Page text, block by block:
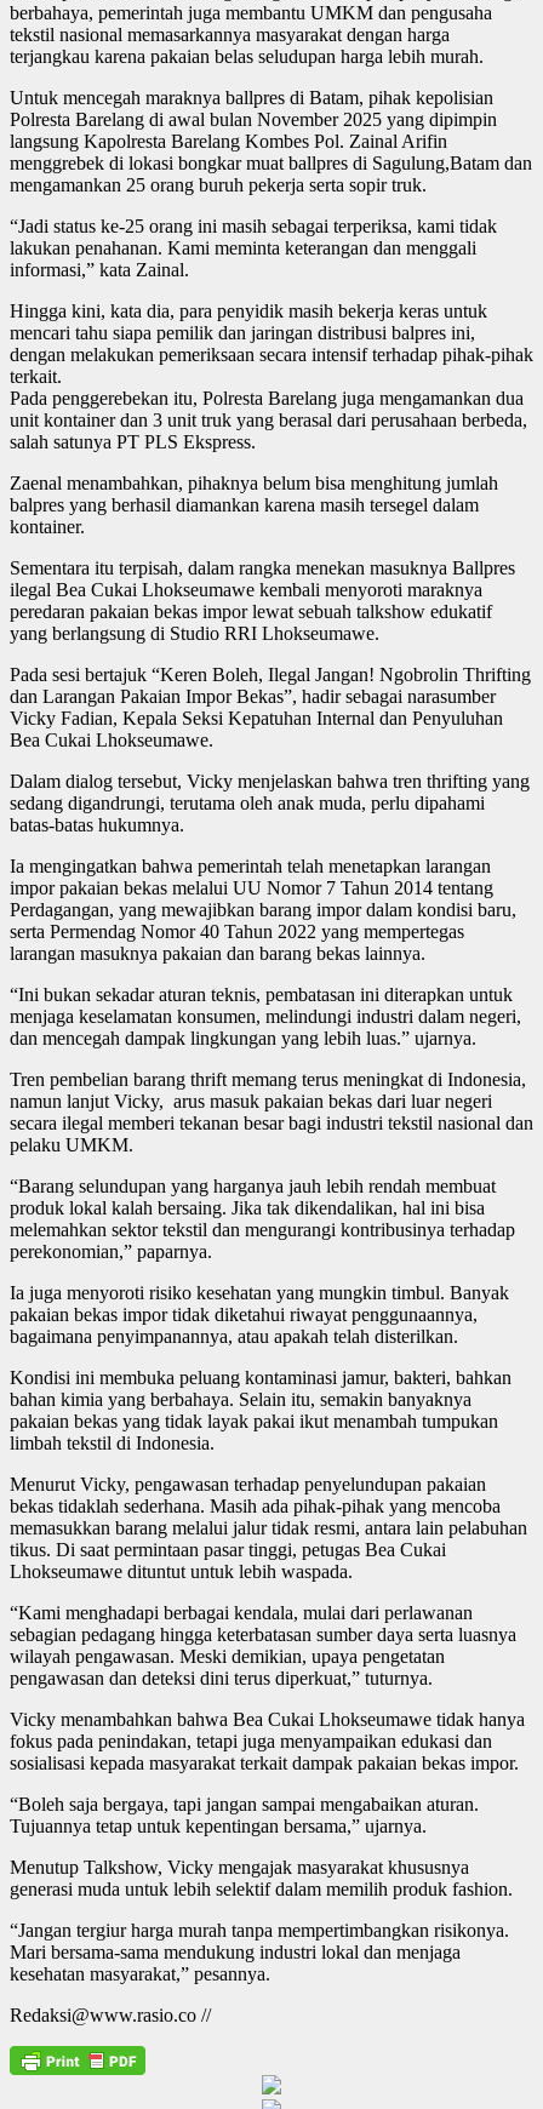
berbahaya, pemerintah juga membantu UMKM dan pengusaha
tekstil nasional memasarkannya masyarakat dengan harga
terjangkau karena pakaian belas seludupan harga lebih murah.
Untuk mencegah maraknya ballpres di Batam, pihak kepolisian
Polresta Barelang di awal bulan November 2025 yang dipimpin
langsung Kapolresta Barelang Kombes Pol. Zainal Arifin
menggrebek di lokasi bongkar muat ballpres di Sagulung,Batam dan
mengamankan 25 orang buruh pekerja serta sopir truk.
“Jadi status ke-25 orang ini masih sebagai terperiksa, kami tidak
lakukan penahanan. Kami meminta keterangan dan menggali
informasi,” kata Zainal.
Hingga kini, kata dia, para penyidik masih bekerja keras untuk
mencari tahu siapa pemilik dan jaringan distribusi balpres ini,
dengan melakukan pemeriksaan secara intensif terhadap pihak-pihak
terkait.
Pada penggerebekan itu, Polresta Barelang juga mengamankan dua
unit kontainer dan 3 unit truk yang berasal dari perusahaan berbeda,
salah satunya PT PLS Ekspress.
Zaenal menambahkan, pihaknya belum bisa menghitung jumlah
balpres yang berhasil diamankan karena masih tersegel dalam
kontainer.
Sementara itu terpisah, dalam rangka menekan masuknya Ballpres
ilegal Bea Cukai Lhokseumawe kembali menyoroti maraknya
peredaran pakaian bekas impor lewat sebuah talkshow edukatif
yang berlangsung di Studio RRI Lhokseumawe.
Pada sesi bertajuk “Keren Boleh, Ilegal Jangan! Ngobrolin Thrifting
dan Larangan Pakaian Impor Bekas”, hadir sebagai narasumber
Vicky Fadian, Kepala Seksi Kepatuhan Internal dan Penyuluhan
Bea Cukai Lhokseumawe.
Dalam dialog tersebut, Vicky menjelaskan bahwa tren thrifting yang
sedang digandrungi, terutama oleh anak muda, perlu dipahami
batas-batas hukumnya.
Ia mengingatkan bahwa pemerintah telah menetapkan larangan
impor pakaian bekas melalui UU Nomor 7 Tahun 2014 tentang
Perdagangan, yang mewajibkan barang impor dalam kondisi baru,
serta Permendag Nomor 40 Tahun 2022 yang mempertegas
larangan masuknya pakaian dan barang bekas lainnya.
“Ini bukan sekadar aturan teknis, pembatasan ini diterapkan untuk
menjaga keselamatan konsumen, melindungi industri dalam negeri,
dan mencegah dampak lingkungan yang lebih luas.” ujarnya.
Tren pembelian barang thrift memang terus meningkat di Indonesia,
namun lanjut Vicky, arus masuk pakaian bekas dari luar negeri
secara ilegal memberi tekanan besar bagi industri tekstil nasional dan
pelaku UMKM.
“Barang selundupan yang harganya jauh lebih rendah membuat
produk lokal kalah bersaing. Jika tak dikendalikan, hal ini bisa
melemahkan sektor tekstil dan mengurangi kontribusinya terhadap
perekonomian,” paparnya.
Ia juga menyoroti risiko kesehatan yang mungkin timbul. Banyak
pakaian bekas impor tidak diketahui riwayat penggunaannya,
bagaimana penyimpanannya, atau apakah telah disterilkan.
Kondisi ini membuka peluang kontaminasi jamur, bakteri, bahkan
bahan kimia yang berbahaya. Selain itu, semakin banyaknya
pakaian bekas yang tidak layak pakai ikut menambah tumpukan
limbah tekstil di Indonesia.
Menurut Vicky, pengawasan terhadap penyelundupan pakaian
bekas tidaklah sederhana. Masih ada pihak-pihak yang mencoba
memasukkan barang melalui jalur tidak resmi, antara lain pelabuhan
tikus. Di saat permintaan pasar tinggi, petugas Bea Cukai
Lhokseumawe dituntut untuk lebih waspada.
“Kami menghadapi berbagai kendala, mulai dari perlawanan
sebagian pedagang hingga keterbatasan sumber daya serta luasnya
wilayah pengawasan. Meski demikian, upaya pengetatan
pengawasan dan deteksi dini terus diperkuat,” tuturnya.
Vicky menambahkan bahwa Bea Cukai Lhokseumawe tidak hanya
fokus pada penindakan, tetapi juga menyampaikan edukasi dan
sosialisasi kepada masyarakat terkait dampak pakaian bekas impor.
“Boleh saja bergaya, tapi jangan sampai mengabaikan aturan.
Tujuannya tetap untuk kepentingan bersama,” ujarnya.
Menutup Talkshow, Vicky mengajak masyarakat khususnya
generasi muda untuk lebih selektif dalam memilih produk fashion.
“Jangan tergiur harga murah tanpa mempertimbangkan risikonya.
Mari bersama-sama mendukung industri lokal dan menjaga
kesehatan masyarakat,” pesannya.
Redaksi@www.rasio.co //